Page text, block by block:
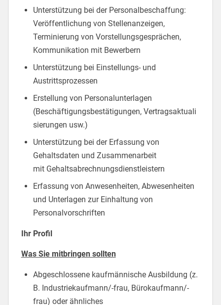
Unterstützung bei der Personalbeschaffung:
Veröffentlichung von Stellenanzeigen,
Terminierung von Vorstellungsgesprächen,
Kommunikation mit Bewerbern
Unterstützung bei Einstellungs- und
Austrittsprozessen
Erstellung von Personalunterlagen
(Beschäftigungsbestätigungen, Vertragsaktuali
sierungen usw.)
Unterstützung bei der Erfassung von
Gehaltsdaten und Zusammenarbeit
mit Gehaltsabrechnungsdienstleistern
Erfassung von Anwesenheiten, Abwesenheiten
und Unterlagen zur Einhaltung von
Personalvorschriften
Ihr Profil
Was Sie mitbringen sollten
Abgeschlossene kaufmännische Ausbildung (z.
B. Industriekaufmann/-frau, Bürokaufmann/-
frau) oder ähnliches